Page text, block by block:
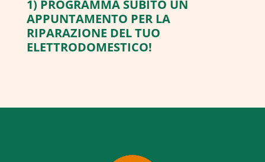
1) PROGRAMMA SUBITO UN
APPUNTAMENTO PER LA
RIPARAZIONE DEL TUO
ELETTRODOMESTICO!